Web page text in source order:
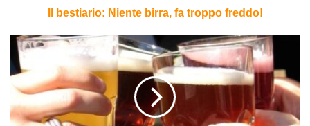
Il bestiario: Niente birra, fa troppo freddo!
Gli
eventi
del
2007:
di